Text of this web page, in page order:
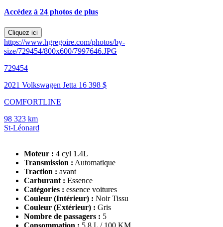
Accédez à 24 photos de plus
Cliquez ici
https://www.hgregoire.com/photos/by-
size/729454/800x600/7997646.JPG
729454
2021 Volkswagen Jetta 16 398 $
COMFORTLINE
98 323 km
St-Léonard
Moteur : 4 cyl 1.4L
Transmission : Automatique
Traction : avant
Carburant : Essence
Catégories : essence voitures
Couleur (Intérieur) : Noir Tissu
Couleur (Extérieur) : Gris
Nombre de passagers : 5
Consommation : 5.8 L / 100 KM